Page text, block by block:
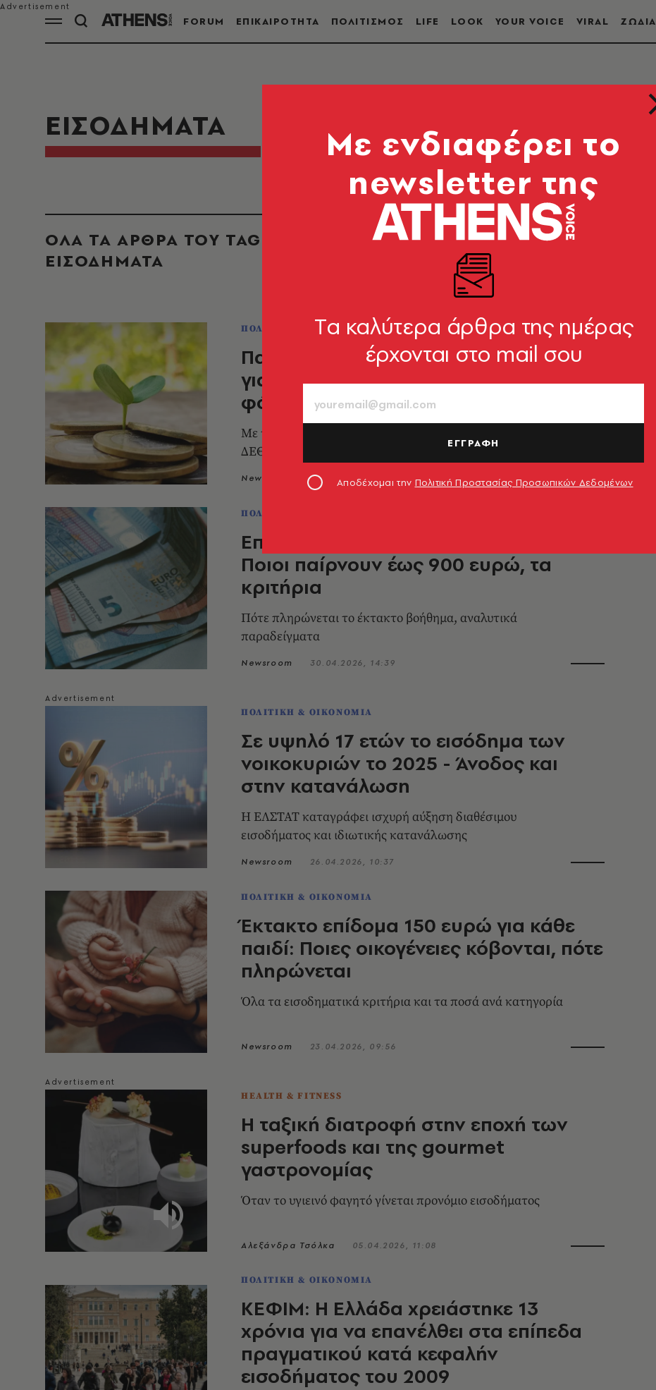
FORUM ΕΠΙΚΑΙΡΟΤΗΤΑ ΠΟΛΙΤΙΣΜΟΣ LIFE LOOK YOUR VOICE VIRAL ΖΩΔΙΑ
ΕΙΣΟΔΗΜΑΤΑ
ΟΛΑ ΤΑ ΑΡΘΡΑ ΤΟΥ TAG
ΕΙΣΟΔΗΜΑΤΑ
ΠΟΛΙΤΙΚΗ & ΟΙΚΟΝΟΜΙΑ
Παρεμβάσεις για την ακρίβεια, ανάσες
για οφειλέτες και νέες μειώσεις σε
φόρους
Με τρίπτυχο μέτρων και νέο πακέτο ελαφρύνσεων στη
ΔΕΘ, η κυβέρνηση επιχειρεί να στηρίξει τα εισοδήματα
Newsroom 21.06.2026, 09:53
ΠΟΛΙΤΙΚΗ & ΟΙΚΟΝΟΜΙΑ
Επίδομα 150 ευρώ για κάθε παιδί:
Ποιοι παίρνουν έως 900 ευρώ, τα
κριτήρια
Πότε πληρώνεται το έκτακτο βοήθημα, αναλυτικά
παραδείγματα
Newsroom 30.04.2026, 14:39
ΠΟΛΙΤΙΚΗ & ΟΙΚΟΝΟΜΙΑ
Σε υψηλό 17 ετών το εισόδημα των
νοικοκυριών το 2025 - Άνοδος και
στην κατανάλωση
Η ΕΛΣΤΑΤ καταγράφει ισχυρή αύξηση διαθέσιμου
εισοδήματος και ιδιωτικής κατανάλωσης
Newsroom 26.04.2026, 10:37
ΠΟΛΙΤΙΚΗ & ΟΙΚΟΝΟΜΙΑ
Έκτακτο επίδομα 150 ευρώ για κάθε
παιδί: Ποιες οικογένειες κόβονται, πότε
πληρώνεται
Όλα τα εισοδηματικά κριτήρια και τα ποσά ανά κατηγορία
Newsroom 23.04.2026, 09:56
HEALTH & FITNESS
H ταξική διατροφή στην εποχή των
superfoods και της gourmet
γαστρονομίας
Όταν το υγιεινό φαγητό γίνεται προνόμιο εισοδήματος
Αλεξάνδρα Τσόλκα 05.04.2026, 11:08
ΠΟΛΙΤΙΚΗ & ΟΙΚΟΝΟΜΙΑ
ΚΕΦΙΜ: Η Ελλάδα χρειάστηκε 13
χρόνια για να επανέλθει στα επίπεδα
πραγματικού κατά κεφαλήν
εισοδήματος του 2009
Mε ενδιαφέρει το
newsletter της
Tα καλύτερα άρθρα της ημέρας
έρχονται στο mail σου
ΕΓΓΡΑΦΗ
Αποδέχομαι την Πολιτική Προστασίας Προσωπικών Δεδομένων